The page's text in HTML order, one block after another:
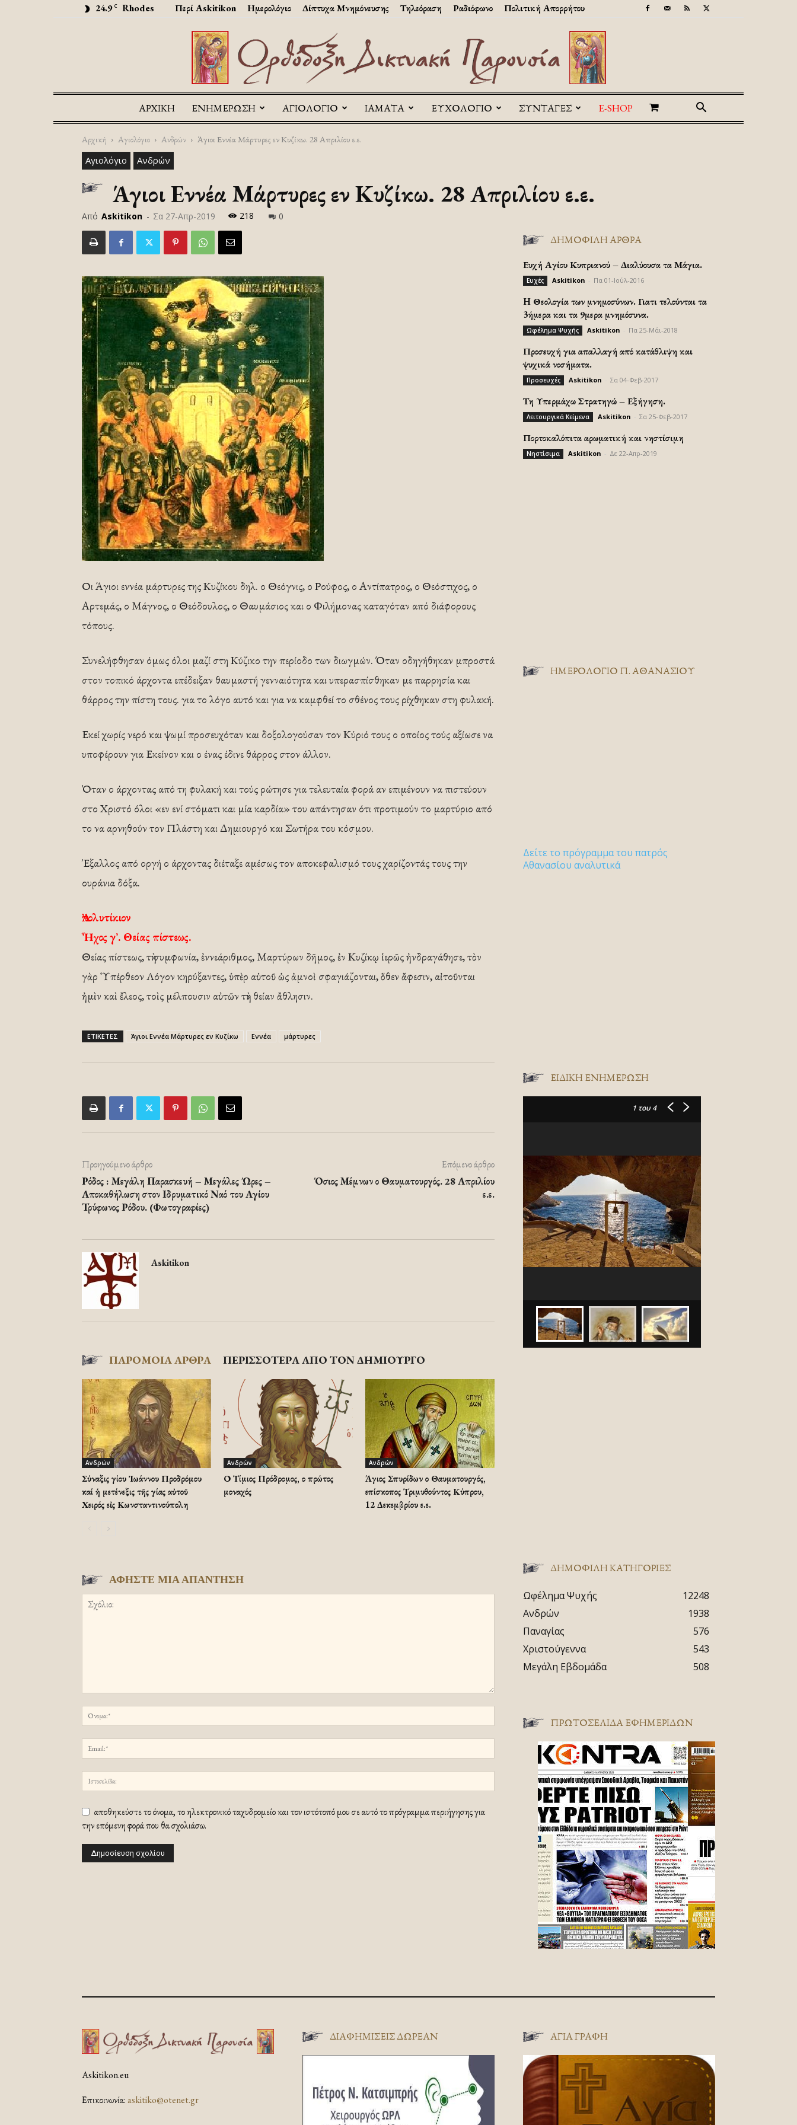
24.9 C Rhodes Περί Askitikon Ημερολόγιο Δίπτυχα Μνημόνευσης Τηλεόραση Ραδιόφωνο Πολιτική Απορρήτου
Askitikon
ΑΡΧΙΚΉ ΕΝΗΜΕΡΩΣΗ ΑΓΙΟΛΟΓΙΟ ΙΑΜΑΤΑ ΕΥΧΟΛΟΓΙΟ ΣΥΝΤΑΓΕΣ E-SHOP
Αρχική Αγιολόγιο Ανδρών Άγιοι Εννέα Μάρτυρες εν Κυζίκω. 28 Απριλίου ε.ε.
Αγιολόγιο Ανδρών
Άγιοι Εννέα Μάρτυρες εν Κυζίκω. 28 Απριλίου ε.ε.
Από Askitikon - Σα 27-Απρ-2019 218 0
Οι Άγιοι εννέα μάρτυρες της Κυζίκου δηλ. ο Θεόγνις, ο Ρούφος, ο Αντίπατρος, ο Θεόστιχος, ο
Αρτεμάς, ο Μάγνος, ο Θεόδουλος, ο Θαυμάσιος και ο Φιλήμονας καταγόταν από διάφορους
τόπους.
Συνελήφθησαν όμως όλοι μαζί στη Κύζικο την περίοδο των διωγμών. Όταν οδηγήθηκαν μπροστά
στον τοπικό άρχοντα επέδειξαν θαυμαστή γενναιότητα και υπερασπίσθηκαν με παρρησία και
θάρρος την πίστη τους. για το λόγο αυτό και για να καμφθεί το σθένος τους ρίχθηκαν στη φυλακή.
Εκεί χωρίς νερό και ψωμί προσευχόταν και δοξολογούσαν τον Κύριό τους ο οποίος τούς αξίωσε να
υποφέρουν για Εκείνον και ο ένας έδινε θάρρος στον άλλον.
Όταν ο άρχοντας από τη φυλακή και τούς ρώτησε για τελευταία φορά αν επιμένουν να πιστεύουν
στο Χριστό όλοι «εν ενί στόματι και μία καρδία» του απάντησαν ότι προτιμούν το μαρτύριο από
το να αρνηθούν τον Πλάστη και Δημιουργό και Σωτήρα του κόσμου.
Έξαλλος από οργή ο άρχοντας διέταξε αμέσως τον αποκεφαλισμό τους χαρίζοντάς τους την
ουράνια δόξα.
Ἀπολυτίκιον
Ἦχος γ’. Θείας πίστεως.
Θείας πίστεως, τὴ συμφωνία, ἐννεάριθμος, Μαρτύρων δῆμος, ἐν Κυζίκῳ ἱερῶς ἠνδραγάθησε, τὸν
γὰρ Ὑπέρθεον Λόγον κηρύξαντες, ὑπὲρ αὐτοῦ ὡς ἀμνοὶ σφαγιάζονται, ὅθεν ἄφεσιν, αἰτοῦνται
ἠμὶν καὶ ἔλεος, τοὶς μέλπουσιν αὐτῶν τὴν θείαν ἄθλησιν.
ΕΤΙΚΕΤΕΣ Άγιοι Εννέα Μάρτυρες εν Κυζίκω Εννέα μάρτυρες
Προηγούμενο άρθρο
Ρόδος : Μεγάλη Παρασκευή – Μεγάλες Ώρες –
Αποκαθήλωση στον Ιδρυματικό Ναό του Αγίου
Τρύφωνος Ρόδου. (Φωτογραφίες)
Επόμενο άρθρο
Όσιος Μέμνων ο Θαυματουργός. 28 Απριλίου
ε.ε.
Askitikon
ΠΑΡΟΜΟΙΑ ΑΡΘΡΑ ΠΕΡΙΣΣΟΤΕΡΑ ΑΠΟ ΤΟΝ ΔΗΜΙΟΥΡΓΟ
Ανδρών
Σύναξις Ἁγίου Ἰωάννου Προδρόμου
καί ἡ μετένεξις τῆς Ἁγίας αὐτοῦ
Χειρός εἰς Κωνσταντινούπολη
Ανδρών
Ο Τίμιος Πρόδρομος, ο πρώτος
μοναχός
Ανδρών
Άγιος Σπυρίδων ο Θαυματουργός,
επίσκοπος Τριμυθούντος Κύπρου,
12 Δεκεμβρίου ε.ε.
ΑΦΗΣΤΕ ΜΙΑ ΑΠΑΝΤΗΣΗ
αποθηκεύστε το όνομα, το ηλεκτρονικό ταχυδρομείο και τον ιστότοπό μου σε αυτό το πρόγραμμα περιήγησης για
την επόμενη φορά που θα σχολιάσω.
ΔΗΜΟΦΙΛΗ ΑΡΘΡΑ
Ευχή Αγίου Κυπριανού – Διαλύουσα τα Μάγια.
Ευχές Askitikon Πα 01-Ιούλ-2016
H Θεολογία των μνημοσύνων. Γιατι τελούνται τα
3ήμερα και τα 9μερα μνημόσυνα.
Ωφέλημα Ψυχής Askitikon Πα 25-Μάι-2018
Προσευχή για απαλλαγή από κατάθλιψη και
ψυχικά νοσήματα.
Προσευχές Askitikon Σα 04-Φεβ-2017
Τη Υπερμάχω Στρατηγώ – Εξήγηση.
Λειτουργικά Κείμενα Askitikon Σα 25-Φεβ-2017
Πορτοκαλόπιτα αρωματική και νηστίσιμη
Νηστίσιμα Askitikon Δε 22-Απρ-2019
ΗΜΕΡΟΛΟΓΙΟ Π. ΑΘΑΝΑΣΙΟΥ
Δείτε το πρόγραμμα του πατρός
Αθανασίου αναλυτικά
ΕΙΔΙΚΉ ΕΝΗΜΈΡΩΣΗ
1 του 4
ΔΗΜΟΦΙΛΗ ΚΑΤΗΓΟΡΙΕΣ
Ωφέλημα Ψυχής
12248
Ανδρών
1938
Παναγίας
576
Χριστούγεννα
543
Μεγάλη Εβδομάδα
508
ΠΡΩΤΟΣΈΛΙΔΑ ΕΦΗΜΕΡΊΔΩΝ
Askitikon.eu
Επικοινωνία:askitiko@otenet.gr
ΔΙΑΦΗΜΊΣΕΙΣ ΔΩΡΕΆΝ ΑΓΊΑ ΓΡΑΦΉ